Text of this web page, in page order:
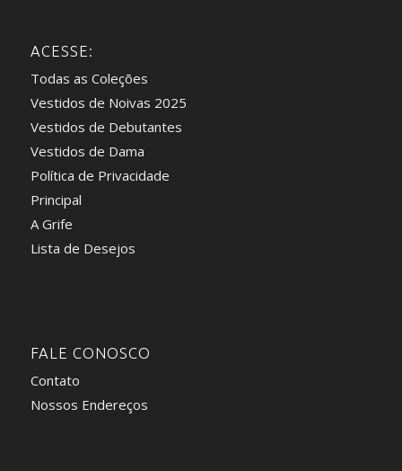
ACESSE:
Todas as Coleções
Vestidos de Noivas 2025
Vestidos de Debutantes
Vestidos de Dama
Política de Privacidade
Principal
A Grife
Lista de Desejos
FALE CONOSCO
Contato
Nossos Endereços